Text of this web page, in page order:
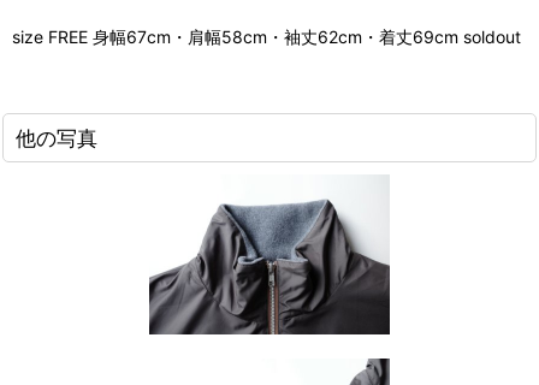
size FREE 身幅67cm・肩幅58cm・袖丈62cm・着丈69cm soldout
他の写真